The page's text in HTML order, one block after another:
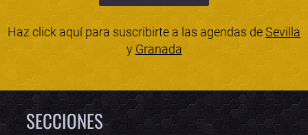
Haz click aquí para suscribirte a las agendas deSevilla
y Granada
SECCIONES